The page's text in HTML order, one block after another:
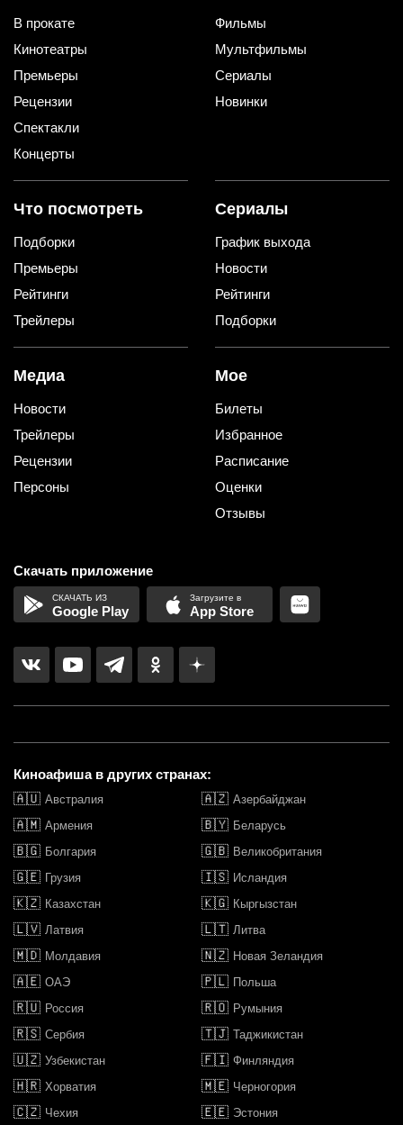
В прокате
Кинотеатры
Премьеры
Рецензии
Спектакли
Концерты
Фильмы
Мультфильмы
Сериалы
Новинки
Что посмотреть
Подборки
Премьеры
Рейтинги
Трейлеры
Сериалы
График выхода
Новости
Рейтинги
Подборки
Медиа
Новости
Трейлеры
Рецензии
Персоны
Мое
Билеты
Избранное
Расписание
Оценки
Отзывы
Скачать приложение
Google Play App Store
Киноафиша в других странах:
🇦🇺 Австралия 🇦🇿 Азербайджан
🇦🇲 Армения 🇧🇾 Беларусь
🇧🇬 Болгария 🇬🇧 Великобритания
🇬🇪 Грузия 🇮🇸 Исландия
🇰🇿 Казахстан 🇰🇬 Кыргызстан
🇱🇻 Латвия 🇱🇹 Литва
🇲🇩 Молдавия 🇳🇿 Новая Зеландия
🇦🇪 ОАЭ 🇵🇱 Польша
🇷🇺 Россия 🇷🇴 Румыния
🇷🇸 Сербия 🇹🇯 Таджикистан
🇺🇿 Узбекистан 🇫🇮 Финляндия
🇭🇷 Хорватия 🇲🇪 Черногория
🇨🇿 Чехия 🇪🇪 Эстония